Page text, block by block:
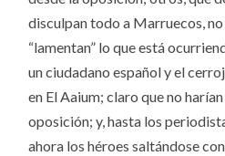
disculpan todo a Marruecos,
“lamentan” lo que está
un ciudadano español y el
en El Aaium; claro que no
oposición; y, hasta los
ahora los héroes saltándose